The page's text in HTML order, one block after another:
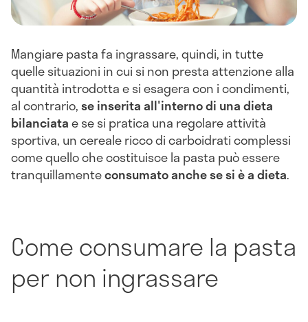
Mangiare pasta fa ingrassare, quindi, in tutte
quelle situazioni in cui si non presta attenzione alla
quantità introdotta e si esagera con i condimenti,
al contrario,se inserita all'interno di una dieta
bilanciatae se si pratica una regolare attività
sportiva, un cereale ricco di carboidrati complessi
come quello che costituisce la pasta può essere
tranquillamenteconsumato anche se si è a dieta.
Come consumare la pasta
per non ingrassare